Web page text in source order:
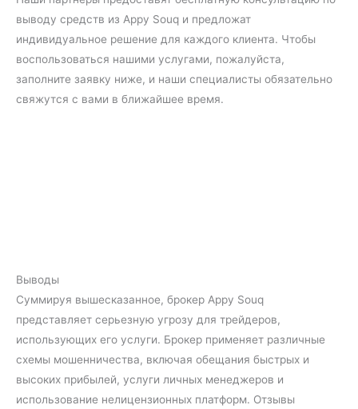
выводу средств из Appy Souq и предложат
индивидуальное решение для каждого клиента. Чтобы
воспользоваться нашими услугами, пожалуйста,
заполните заявку ниже, и наши специалисты обязательно
свяжутся с вами в ближайшее время.
Выводы
Суммируя вышесказанное, брокер Appy Souq
представляет серьезную угрозу для трейдеров,
использующих его услуги. Брокер применяет различные
схемы мошенничества, включая обещания быстрых и
высоких прибылей, услуги личных менеджеров и
использование нелицензионных платформ. Отзывы